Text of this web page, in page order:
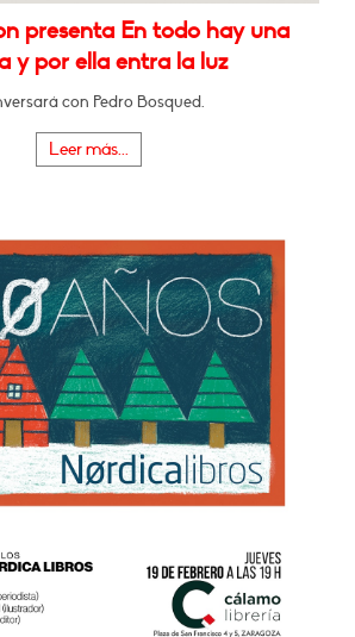
presenta En todo hay una
y por ella entra la luz
con Pedro Bosqued.
Leer más...